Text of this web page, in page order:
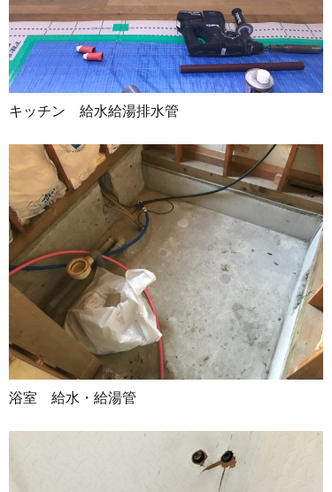
キッチン 給水給湯排水管
浴室 給水・給湯管